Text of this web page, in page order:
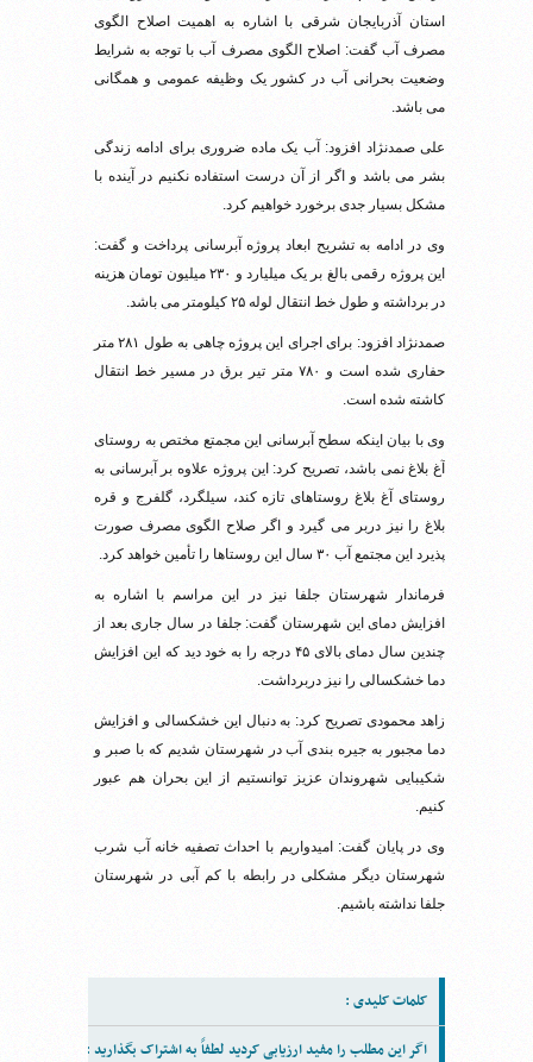
استان آذربایجان شرقی با اشاره به اهمیت اصلاح الگوی
مصرف آب گفت: اصلاح الگوی مصرف آب با توجه به شرایط
وضعیت بحرانی آب در کشور یک وظیفه عمومی و همگانی
می باشد.
علی صمدنژاد افزود: آب یک ماده ضروری برای ادامه زندگی
بشر می باشد و اگر از آن درست استفاده نکنیم در آینده با
مشکل بسیار جدی برخورد خواهیم کرد.
وی در ادامه به تشریح ابعاد پروژه آبرسانی پرداخت و گفت:
این پروژه رقمی بالغ بر یک میلیارد و ۲۳۰ میلیون تومان هزینه
در برداشته و طول خط انتقال لوله ۲۵ کیلومتر می باشد.
صمدنژاد افزود: برای اجرای این پروژه چاهی به طول ۲۸۱ متر
حفاری شده است و ۷۸۰ متر تیر برق در مسیر خط انتقال
کاشته شده است.
وی با بیان اینکه سطح آبرسانی این مجمتع مختص به روستای
آغ بلاغ نمی باشد، تصریح کرد: این پروژه علاوه بر آبرسانی به
روستای آغ بلاغ روستاهای تازه کند، سیلگرد، گلفرج و قره
بلاغ را نیز دربر می گیرد و اگر صلاح الگوی مصرف صورت
پذیرد این مجتمع آب ۳۰ سال این روستاها را تأمین خواهد کرد.
فرماندار شهرستان جلفا نیز در این مراسم با اشاره به
افزایش دمای این شهرستان گفت: جلفا در سال جاری بعد از
چندین سال دمای بالای ۴۵ درجه را به خود دید که این افزایش
دما خشکسالی را نیز دربرداشت.
زاهد محمودی تصریح کرد: به دنبال این خشکسالی و افزایش
دما مجبور به جیره بندی آب در شهرستان شدیم که با صبر و
شکیبایی شهروندان عزیز توانستیم از این بحران هم عبور
کنیم.
وی در پایان گفت: امیدواریم با احداث تصفیه خانه آب شرب
شهرستان دیگر مشکلی در رابطه با کم آبی در شهرستان
جلفا نداشته باشیم.
کلمات کلیدی :
اگر این مطلب را مفید ارزیابی کردید لطفاً به اشتراک بگذارید :